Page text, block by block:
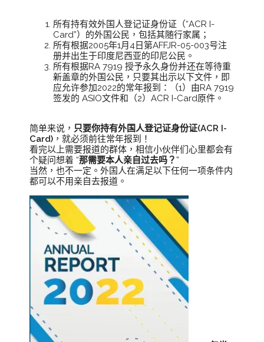
所有持有效外国人登记证身份证（“ACR I-
Card”）的外国公民，包括其随行家属；
所有根据2005年1月4日第AFFJR-05-003号注
册并出生于印度尼西亚的印尼公民。
所有根据RA 7919 授予永久身份并还在等待重
新盖章的外国公民，只要其出示以下文件，即
应允许参加2022的常年报到：（1）由RA 7919
签发的 ASIO文件和（2）ACR I-Card原件。
简单来说， 只要你持有外国人登记证身份证(ACR I-
Card) ，就必须前往常年报到！
看完以上需要报道的群体，相信小伙伴们心里都会有
个疑问想着 “那需要本人亲自过去吗？”
当然，也不一定。外国人在满足以下任何一项条件内
都可以不用亲自去报道。